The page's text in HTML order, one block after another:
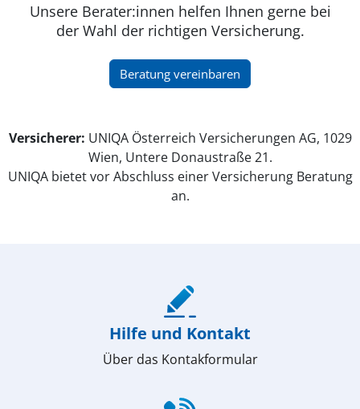
Unsere Berater:innen helfen Ihnen gerne bei
der Wahl der richtigen Versicherung.
Beratung vereinbaren
(öffnet in neuem Fenster)
Versicherer: UNIQA Österreich Versicherungen AG, 1029
Wien, Untere Donaustraße 21.
UNIQA bietet vor Abschluss einer Versicherung Beratung
an.
Hilfe und Kontakt
Über das Kontakformular